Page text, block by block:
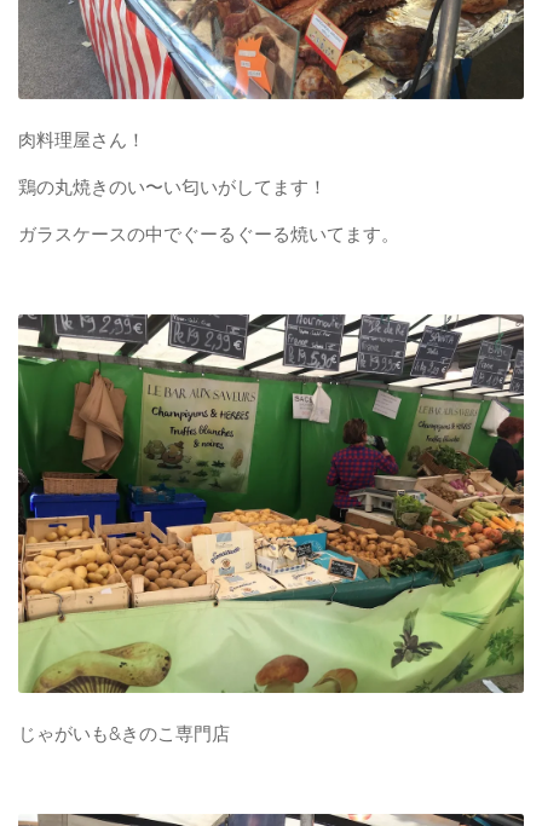
肉料理屋さん！
鶏の丸焼きのい〜い匂いがしてます！
ガラスケースの中でぐーるぐーる焼いてます。
じゃがいも&きのこ専門店